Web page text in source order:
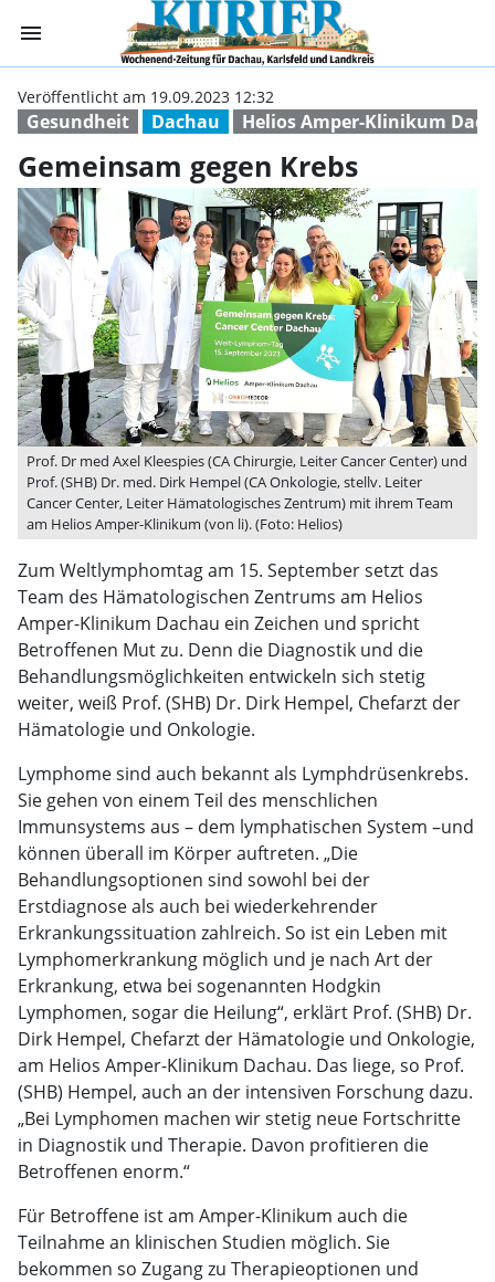
menu Gemeinsam
Gesundheit Dachau Helios Amper-Klinikum
Veröffentlicht am 19.09.2023 12:32
Gemeinsam gegen Krebs
Prof. Dr med Axel Kleespies (CA Chirurgie, Leiter Cancer Center) und
Prof. (SHB) Dr. med. Dirk Hempel (CA Onkologie, stellv. Leiter
Cancer Center, Leiter Hämatologisches Zentrum) mit ihrem Team
am Helios Amper-Klinikum (von li). (Foto: Helios)
Zum Weltlymphomtag am 15. September setzt das
Team des Hämatologischen Zentrums am Helios
Amper-Klinikum Dachau ein Zeichen und spricht
Betroffenen Mut zu. Denn die Diagnostik und die
Behandlungsmöglichkeiten entwickeln sich stetig
weiter, weiß Prof. (SHB) Dr. Dirk Hempel, Chefarzt der
Hämatologie und Onkologie.
Lymphome sind auch bekannt als Lymphdrüsenkrebs.
Sie gehen von einem Teil des menschlichen
Immunsystems aus – dem lymphatischen System –und
können überall im Körper auftreten. „Die
Behandlungsoptionen sind sowohl bei der
Erstdiagnose als auch bei wiederkehrender
Erkrankungssituation zahlreich. So ist ein Leben mit
Lymphomerkrankung möglich und je nach Art der
Erkrankung, etwa bei sogenannten Hodgkin
Lymphomen, sogar die Heilung“, erklärt Prof. (SHB) Dr.
Dirk Hempel, Chefarzt der Hämatologie und Onkologie,
am Helios Amper-Klinikum Dachau. Das liege, so Prof.
(SHB) Hempel, auch an der intensiven Forschung dazu.
„Bei Lymphomen machen wir stetig neue Fortschritte
in Diagnostik und Therapie. Davon profitieren die
Betroffenen enorm.“
Für Betroffene ist am Amper-Klinikum auch die
Teilnahme an klinischen Studien möglich. Sie
bekommen so Zugang zu Therapieoptionen und